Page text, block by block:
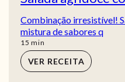
Combinação irresistível!
mistura de sabores q
15 min
min
VER RECEITA